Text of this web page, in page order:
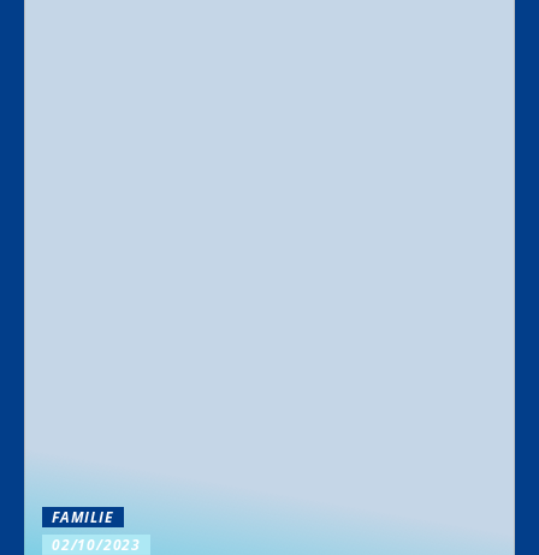
FAMILIE
02/10/2023